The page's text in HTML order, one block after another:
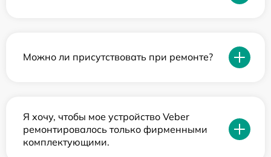
Можно ли присутствовать при ремонте?
Я хочу, чтобы мое устройство Veber
ремонтировалось только фирменными
комплектующими.